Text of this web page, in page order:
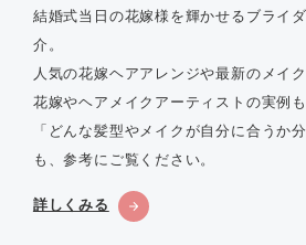
結婚式当日の花嫁様を輝かせるブライ
介。
人気の花嫁ヘアアレンジや最新のメイ
花嫁やヘアメイクアーティストの実例も
「どんな髪型やメイクが自分に合うか
も、参考にご覧ください。
詳しくみる